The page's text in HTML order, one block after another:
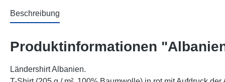
Beschreibung
Produktinformationen
Ländershirt Albanien.